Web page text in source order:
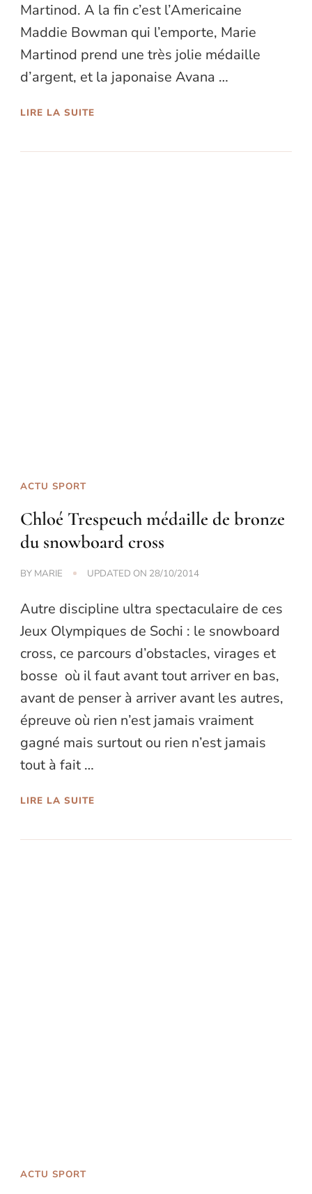
Martinod. A la fin c’est l’Americaine
Maddie Bowman qui l’emporte, Marie
Martinod prend une très jolie médaille
d’argent, et la japonaise Avana …
LIRE LA SUITE
ACTU SPORT
Chloé Trespeuch médaille de bronze
du snowboard cross
BY MARIE UPDATED ON 28/10/2014
Autre discipline ultra spectaculaire de ces
Jeux Olympiques de Sochi : le snowboard
cross, ce parcours d’obstacles, virages et
bosse où il faut avant tout arriver en bas,
avant de penser à arriver avant les autres,
épreuve où rien n’est jamais vraiment
gagné mais surtout ou rien n’est jamais
tout à fait …
LIRE LA SUITE
ACTU SPORT